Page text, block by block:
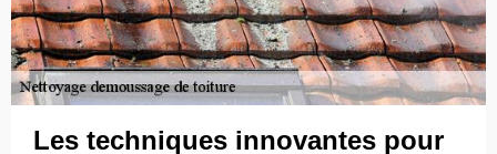
Les techniques innovantes pour